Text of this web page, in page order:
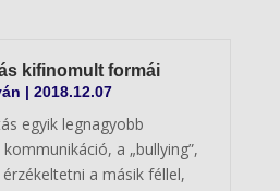
kifinomult formái
| 2018.12.07
egyik legnagyobb
a „bullying”,
a másik féllel,